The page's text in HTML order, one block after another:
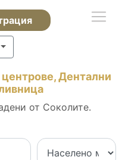
Дентални
от Соколите.